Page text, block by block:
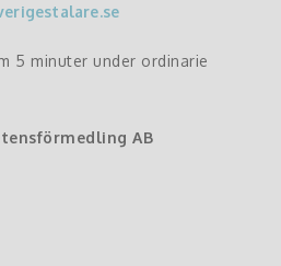
5 minuter under ordinarie
AB